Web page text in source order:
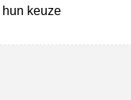
keuze